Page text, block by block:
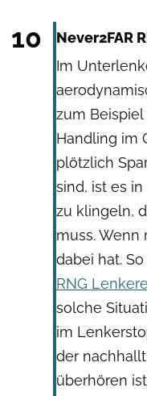
10
Never2FAR
Im
zum
Handling im
plötzlich
sind, ist es
zu klingeln,
muss.
dabei hat.
RNG
solche
im
der
überhören